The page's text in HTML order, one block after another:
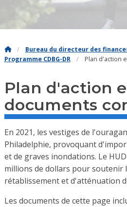
Bureau du directeur des
Programme CDBG-DR
Plan d'action
Plan d'action
documents
En 2021, les vestiges de
Philadelphie, provoquant
et de graves inondations. Le
millions de dollars pour soutenir
rétablissement et d'atténuation
Les documents de cette page